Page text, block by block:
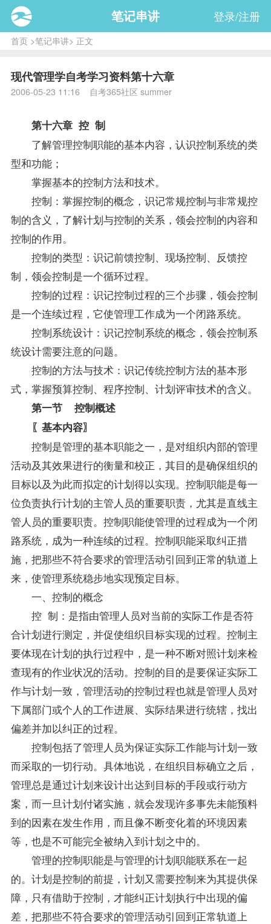
笔记串讲 登录/注册
首页>笔记串讲> 正文
现代管理学自考学习资料第十六章
2006-05-23 11:16 自考365社区 summer
第十六章 控 制
了解管理控制职能的基本内容，认识控制系统的类
型和功能；
掌握基本的控制方法和技术。
控制：掌握控制的概念，识记常规控制与非常规控
制的含义，了解计划与控制的关系，领会控制的内容和
控制的作用。
控制的类型：识记前馈控制、现场控制、反馈控
制，领会控制是一个循环过程。
控制的过程：识记控制过程的三个步骤，领会控制
是一个连续过程，它使管理工作成为一个闭路系统。
控制系统设计：识记控制系统的概念，领会控制系
统设计需要注意的问题。
控制的方法与技术：识记传统控制方法的基本形
式，掌握预算控制、程序控制、计划评审技术的含义。
第一节 控制概述
〖基本内容〗
控制是管理的基本职能之一，是对组织内部的管理
活动及其效果进行的衡量和校正，其目的是确保组织的
目标以及为此而拟定的计划得以实现。控制职能是每一
位负责执行计划的主管人员的重要职责，尤其是直线主
管人员的重要职责。控制职能使管理的过程成为一个闭
路系统，成为一种连续的过程。控制职能采取纠正措
施，把那些不符合要求的管理活动引回到正常的轨道上
来，使管理系统稳步地实现预定目标。
一、控制的概念
控 制：是指由管理人员对当前的实际工作是否符
合计划进行测定，并促使组织目标实现的过程。控制主
要体现在计划的执行过程中，是一种不断对照计划来检
查现有的作业状况的活动。控制的目的是要保证实际工
作与计划一致，管理活动的控制过程也就是管理人员对
下属部门或个人的工作进展、实际结果进行统辖，找出
偏差并加以纠正的过程。
控制包括了管理人员为保证实际工作能与计划一致
而采取的一切行动。具体地说，在组织目标确立之后，
管理总是通过计划来设计出达到目标的手段或行动方
案，而一旦计划付诸实施，就会发现许多事先未能预料
到的因素在发生作用，而且像不断变化着的环境因素
等，也是不可能完全被纳入到计划之中的。
管理的控制职能是与管理的计划职能联系在一起
的。计划是控制的前提，计划又需要控制来为其提供保
障，只有借助于控制，才能纠正计划执行中出现的偏
差，把那些不符合要求的管理活动引回到正常轨道上